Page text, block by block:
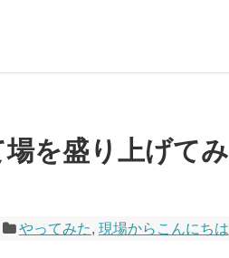
を盛り上げてみ
やってみた, 現場からこんにちは